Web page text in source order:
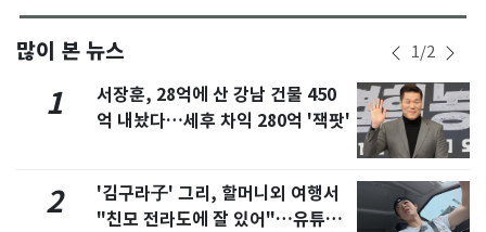
많이 본 뉴스 1/2
1
서장훈, 28억에 산 강남 건물 450
억 내놨다…세후 차익 280억 '잭팟'
2
'김구라子' 그리, 할머니외 여행서
"친모 전라도에 잘 있어"…유튜브